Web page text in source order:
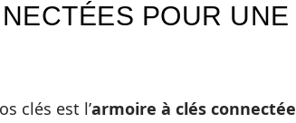
POUR UNE
clés est l’armoire à clés connectée